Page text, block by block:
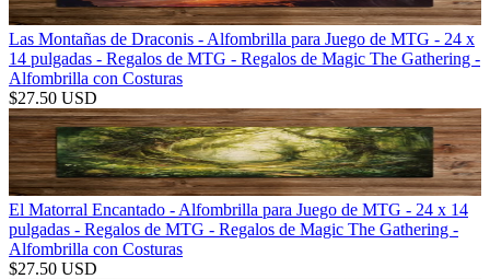
Las Montañas de Draconis - Alfombrilla para Juego de MTG - 24 x
14 pulgadas - Regalos de MTG - Regalos de Magic The Gathering -
Alfombrilla con Costuras
$27.50 USD
El Matorral Encantado - Alfombrilla para Juego de MTG - 24 x 14
pulgadas - Regalos de MTG - Regalos de Magic The Gathering -
Alfombrilla con Costuras
$27.50 USD